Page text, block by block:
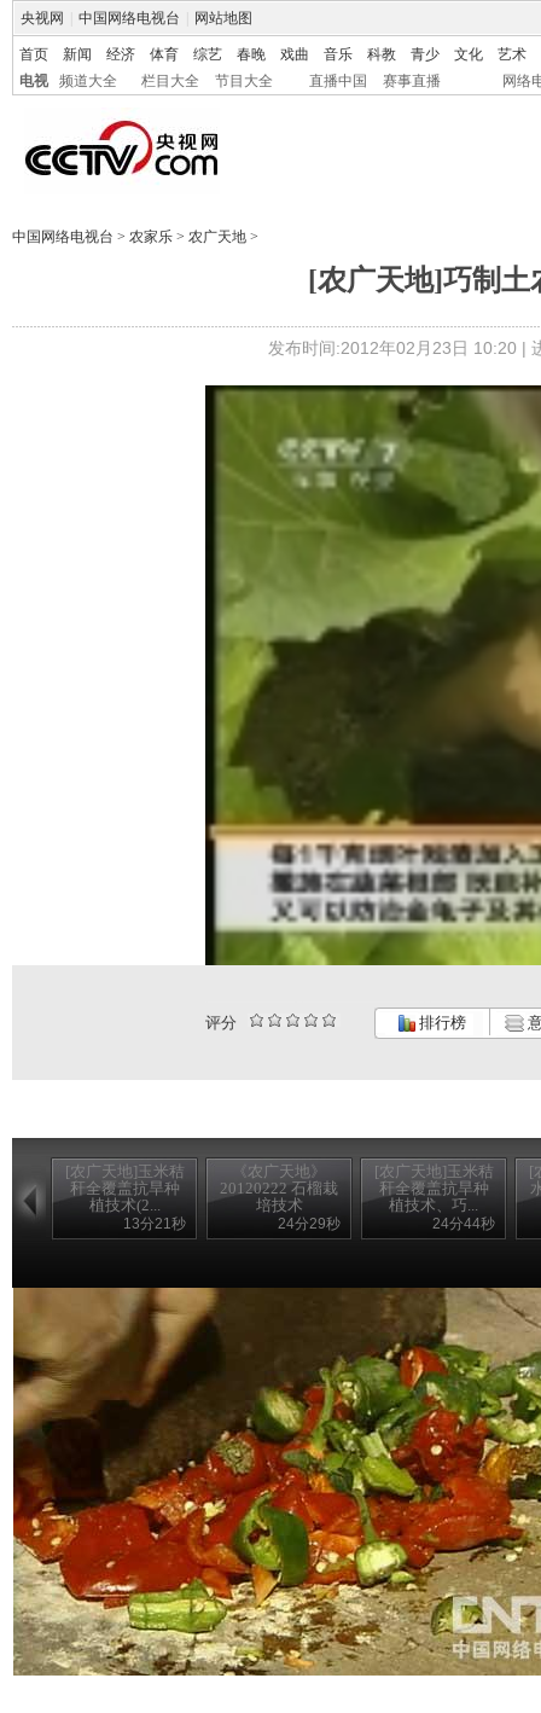
央视网 中国网络电视台 网站地图
首页 新闻 经济 体育 综艺 春晚 戏曲 音乐 科教 青少 文化
艺术
电视
频道大全 栏目大全 节目大全 直播中国 赛事直播 网络
中国网络电视台 > 农家乐 > 农广天地 >
[农广天地]巧制土
发布时间:2012年02月23日 10:20 |
评分 排行榜
[农广天地]玉米秸
秆全覆盖抗旱种
植技术(2...
13分21秒
《农广天地》
20120222 石榴栽
培技术
24分29秒
[农广天地]玉米秸
秆全覆盖抗旱种
植技术、巧...
24分44秒
[